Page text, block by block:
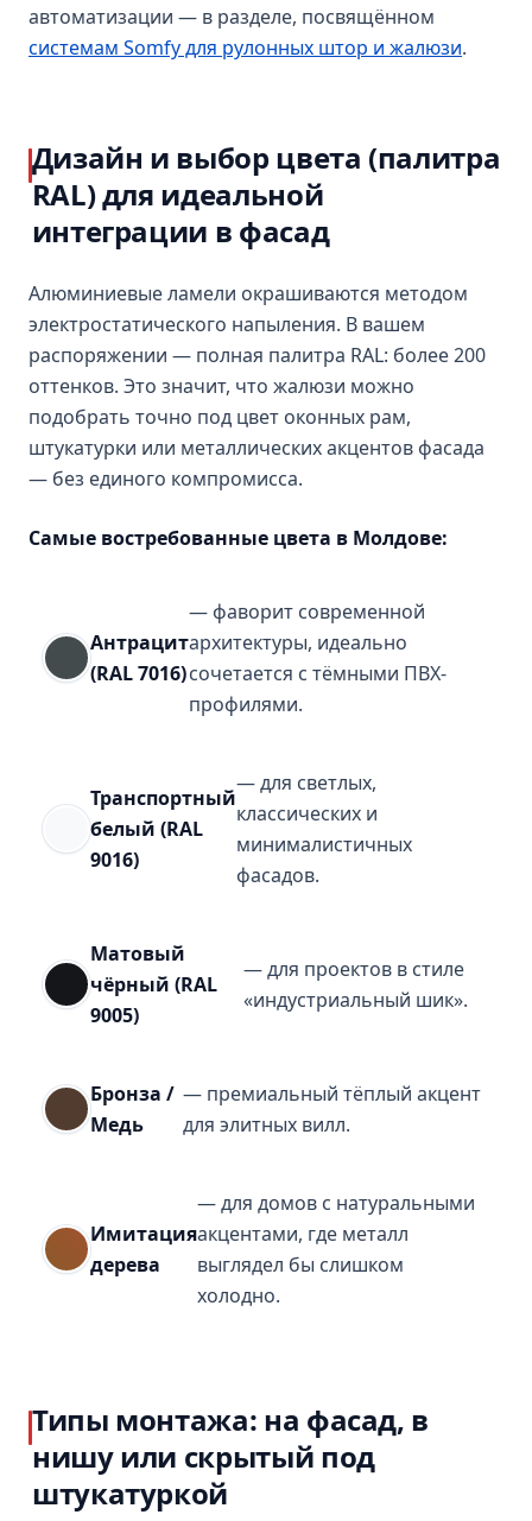
автоматизации — в разделе, посвящённом
системам Somfy для рулонных штор и жалюзи.
Дизайн и выбор цвета (палитра
RAL) для идеальной
интеграции в фасад
Алюминиевые ламели окрашиваются методом
электростатического напыления. В вашем
распоряжении — полная палитра RAL: более 200
оттенков. Это значит, что жалюзи можно
подобрать точно под цвет оконных рам,
штукатурки или металлических акцентов фасада
— без единого компромисса.
Самые востребованные цвета в Молдове:
Антрацит
(RAL 7016)
— фаворит современной
архитектуры, идеально
сочетается с тёмными ПВХ-
профилями.
Транспортный
белый (RAL
9016)
— для светлых,
классических и
минималистичных
фасадов.
Матовый
чёрный (RAL
9005)
— для проектов в стиле
«индустриальный шик».
Бронза /
Медь
— премиальный тёплый акцент
для элитных вилл.
Имитация
дерева
— для домов с натуральными
акцентами, где металл
выглядел бы слишком
холодно.
Типы монтажа: на фасад, в
нишу или скрытый под
штукатуркой